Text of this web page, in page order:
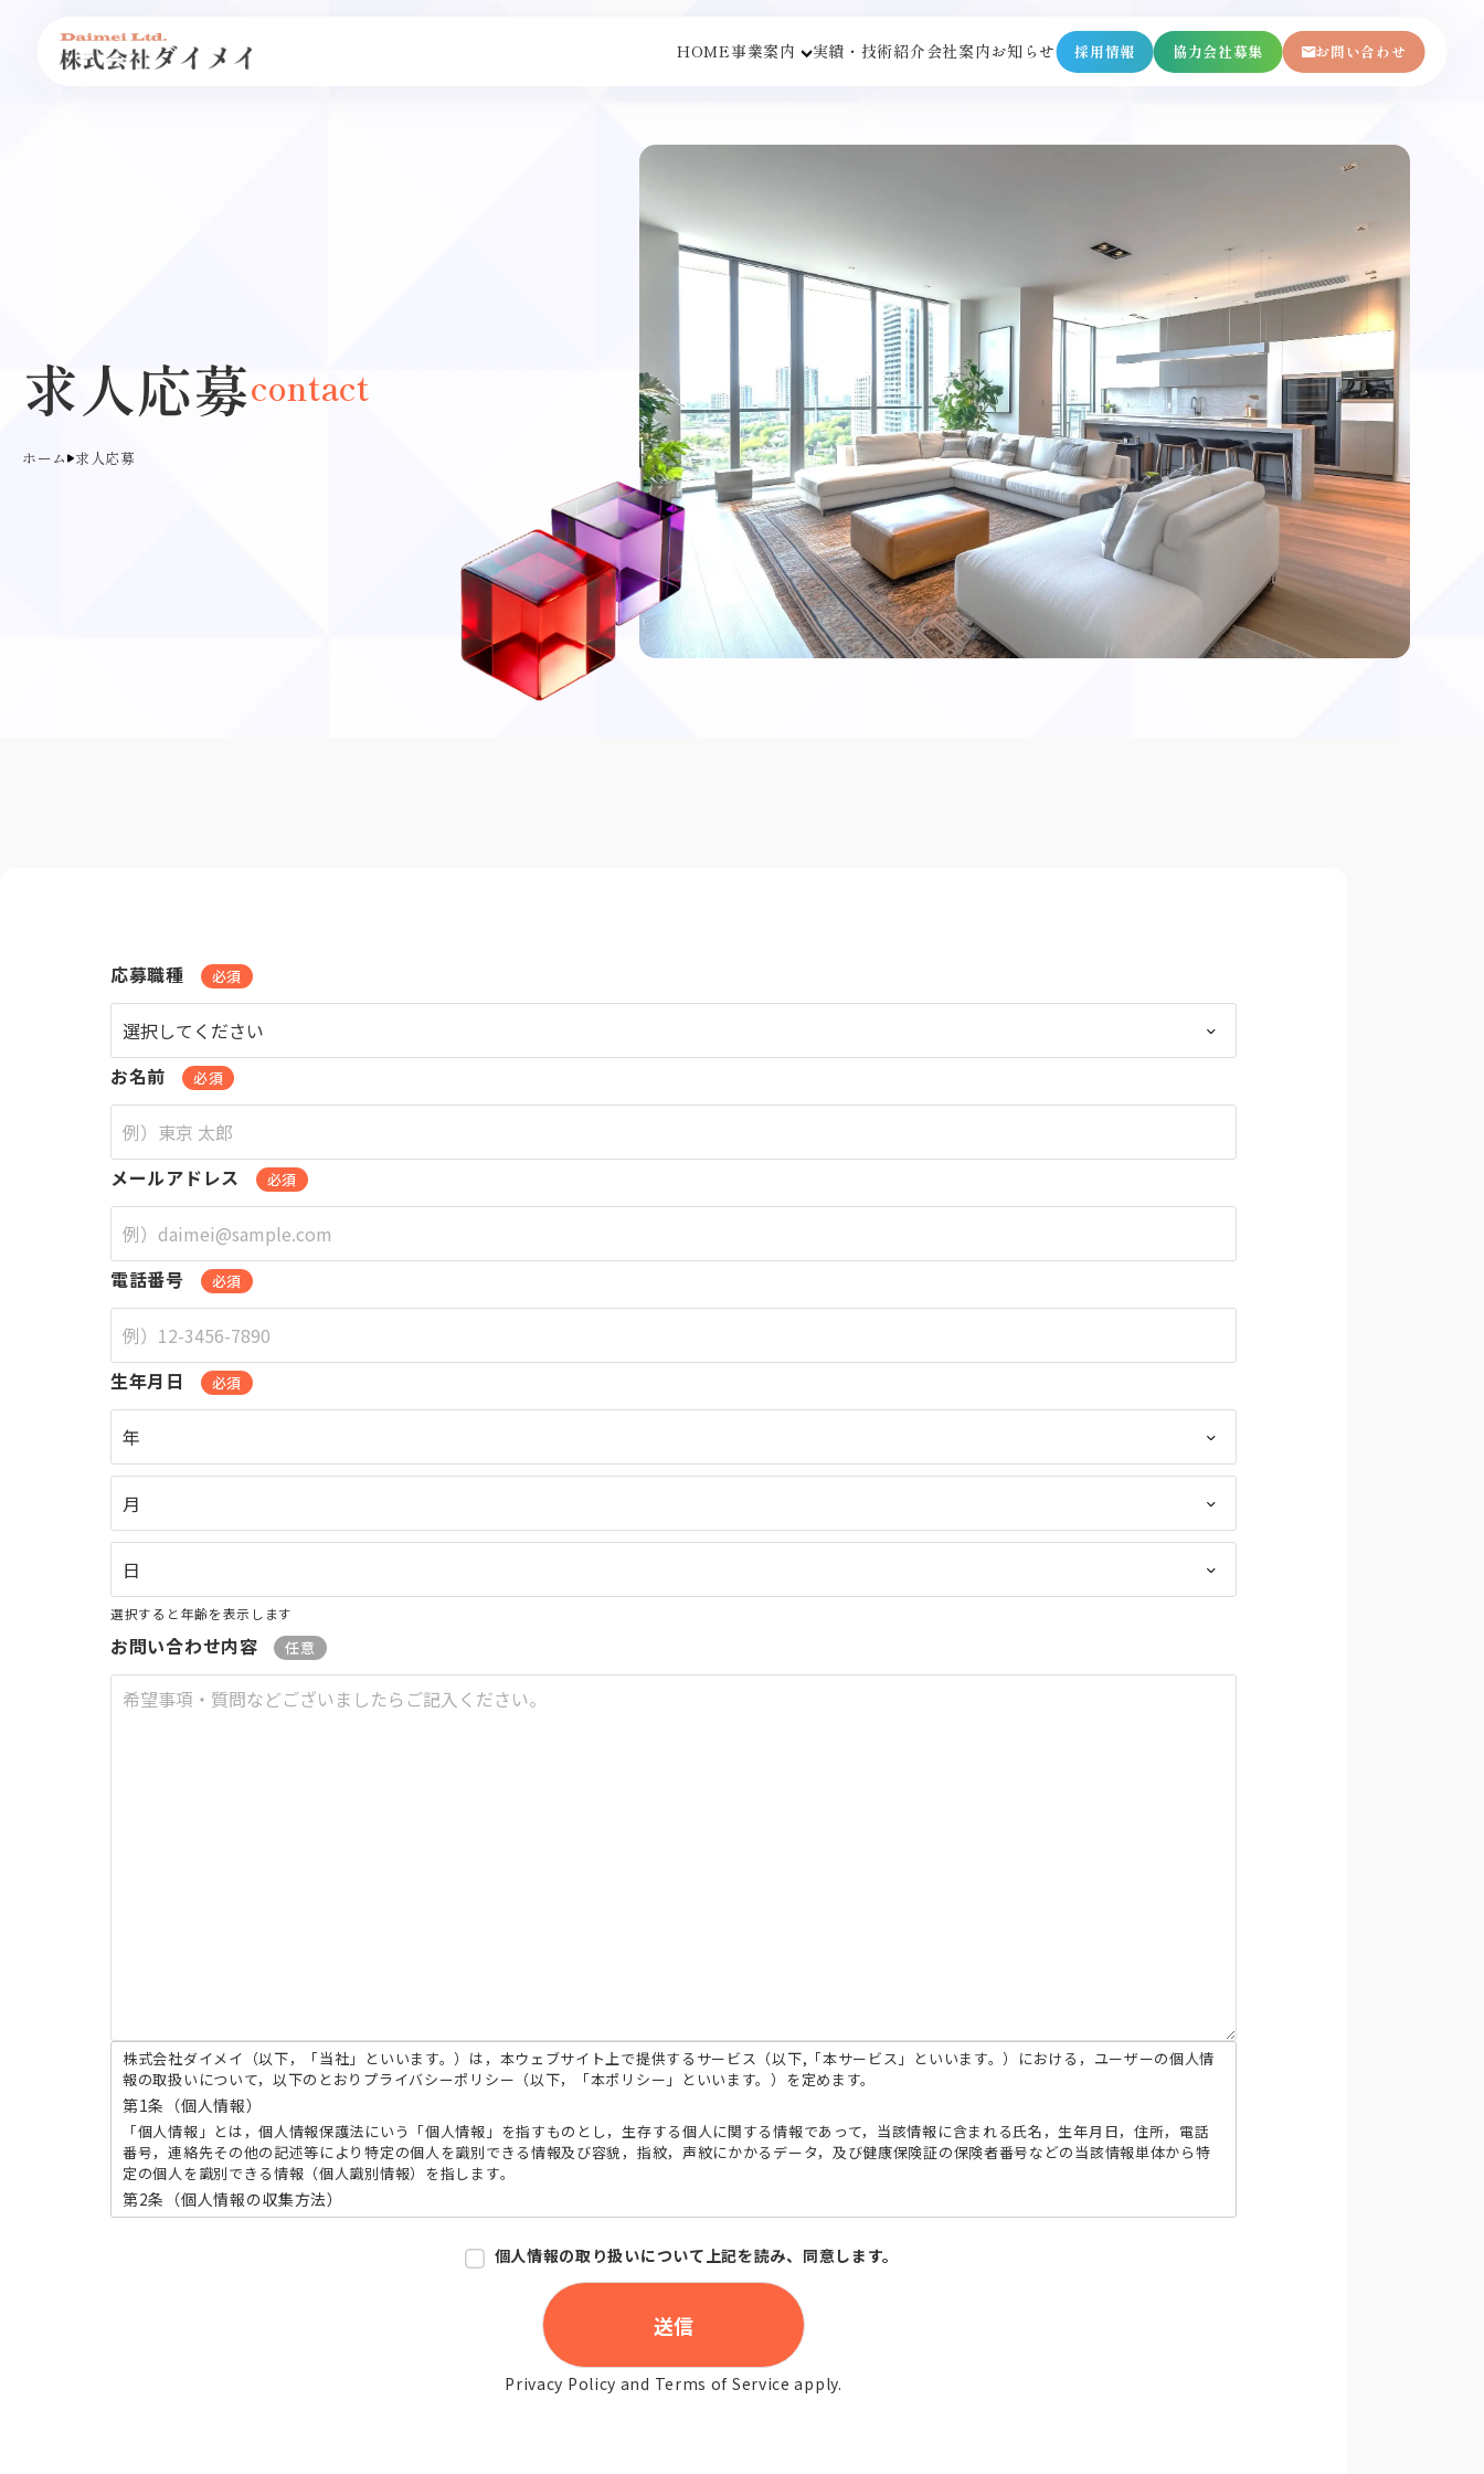
HOME事業案内 実績・技術紹介会社案内お知らせ 採用情報 協力会社募集 お問い合わせ
求人応募contact
ホーム 求人応募
応募職種 必須
お名前 必須
メールアドレス 必須
電話番号 必須
生年月日 必須
選択すると年齢を表示します
お問い合わせ内容 任意
株式会社ダイメイ（以下，「当社」といいます。）は，本ウェブサイト上で提供するサービス（以下,「本サービス」といいます。）における，ユーザーの個人情
報の取扱いについて，以下のとおりプライバシーポリシー（以下，「本ポリシー」といいます。）を定めます。
第1条（個人情報）
「個人情報」とは，個人情報保護法にいう「個人情報」を指すものとし，生存する個人に関する情報であって，当該情報に含まれる氏名，生年月日，住所，電話
番号，連絡先その他の記述等により特定の個人を識別できる情報及び容貌，指紋，声紋にかかるデータ，及び健康保険証の保険者番号などの当該情報単体から特
定の個人を識別できる情報（個人識別情報）を指します。
第2条（個人情報の収集方法）
人情報をお尋ねすることがあります。また，ユーザーと提携先などとの間でなされたユーザーの個人情報を含む取引記録や決済に関する情報を,当社の提携先（情
報提供元，広告主，広告配信先などを含みます。以下，｢提携先｣といいます。）などから収集することがあります。
当社が個人情報を収集・利用する目的は，以下のとおりです。
ユーザーからのお問い合わせに回答するため（本人確認を行うことを含む）
個人情報の取り扱いについて上記を読み、同意します。
Privacy Policy and Terms of Service apply.